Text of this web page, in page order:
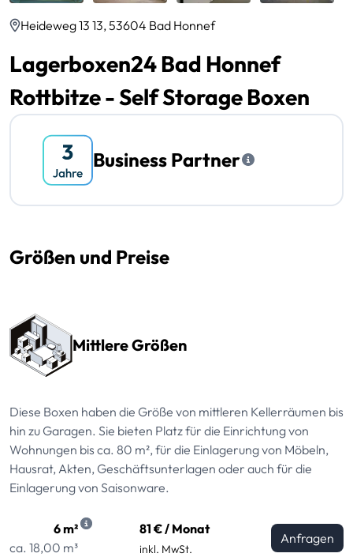
Heideweg 13 13, 53604 Bad Honnef
Lagerboxen24 Bad Honnef
Rottbitze - Self Storage Boxen
Business Partner
Größen und Preise
Mittlere Größen
Diese Boxen haben die Größe von mittleren Kellerräumen bis
hin zu Garagen. Sie bieten Platz für die Einrichtung von
Wohnungen bis ca. 80 m², für die Einlagerung von Möbeln,
Hausrat, Akten, Geschäftsunterlagen oder auch für die
Einlagerung von Saisonware.
6 m²
ca. 18,00 m³
81 € / Monat
inkl. MwSt.
Anfragen